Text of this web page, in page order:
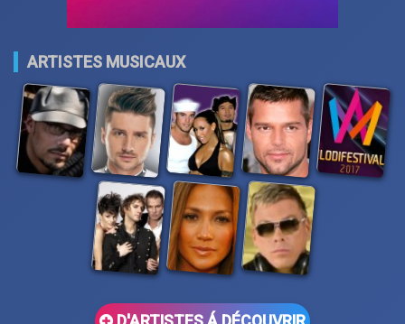
ARTISTES MUSICAUX